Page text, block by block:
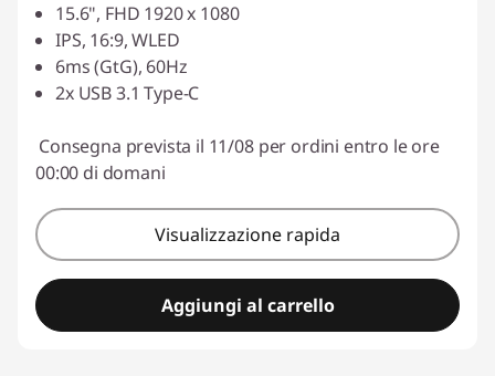
15.6", FHD 1920 x 1080
IPS, 16:9, WLED
6ms (GtG), 60Hz
2x USB 3.1 Type-C
Consegna prevista il 11/08 per ordini entro le ore
00:00 di domani
Visualizzazione rapida
Aggiungi al carrello